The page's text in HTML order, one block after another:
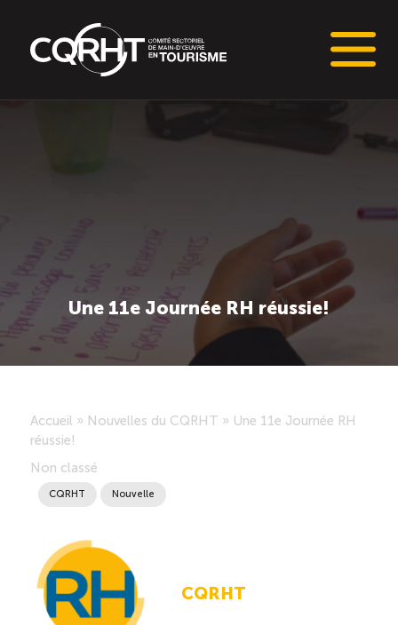
Tableaux de bord de l’industrie touristique
Main-d’oeuvre en tourisme
Le pôle IMT
Saisonnalité des emplois
Outils et ressources
Portail RH
Descriptions de fonction
Une 11e Journée RH réussie!
Accueil » Nouvelles du CQRHT » Une 11e Journée RH
réussie!
Non classé
CQRHT Nouvelle
CQRHT